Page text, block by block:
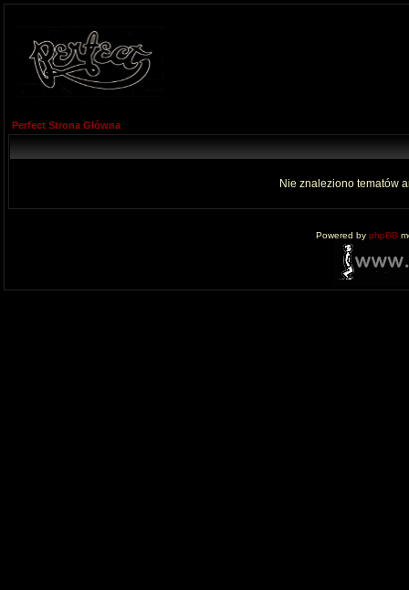
Perfect Strona Główna
Nie znaleziono tematów
Powered by phpBB